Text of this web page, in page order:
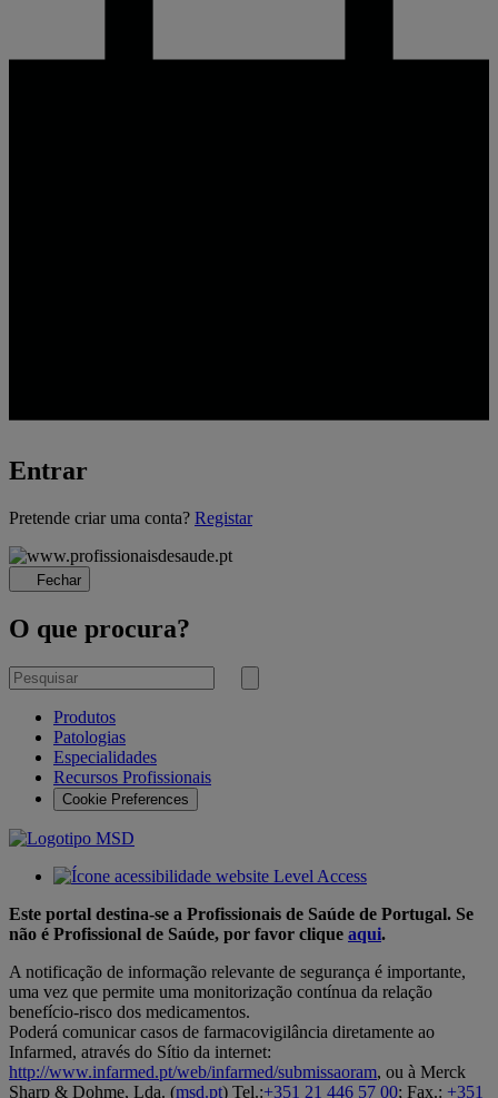
Entrar
A
Pretende criar uma conta? Registar
Fechar
O que procura?
Pesquisar
por
Submeter
Produtos
Patologias
Especialidades
Recursos Profissionais
Cookie Preferences
Este portal destina-se a Profissionais de Saúde de Portugal. Se
não é Profissional de Saúde, por favor clique aqui.
A notificação de informação relevante de segurança é importante,
uma vez que permite uma monitorização contínua da relação
benefício-risco dos medicamentos.
Poderá comunicar casos de farmacovigilância diretamente ao
Infarmed, através do Sítio da internet:
http://www.infarmed.pt/web/infarmed/submissaoram, ou à Merck
Sharp & Dohme, Lda. (msd.pt) Tel.:+351 21 446 57 00; Fax.: +351